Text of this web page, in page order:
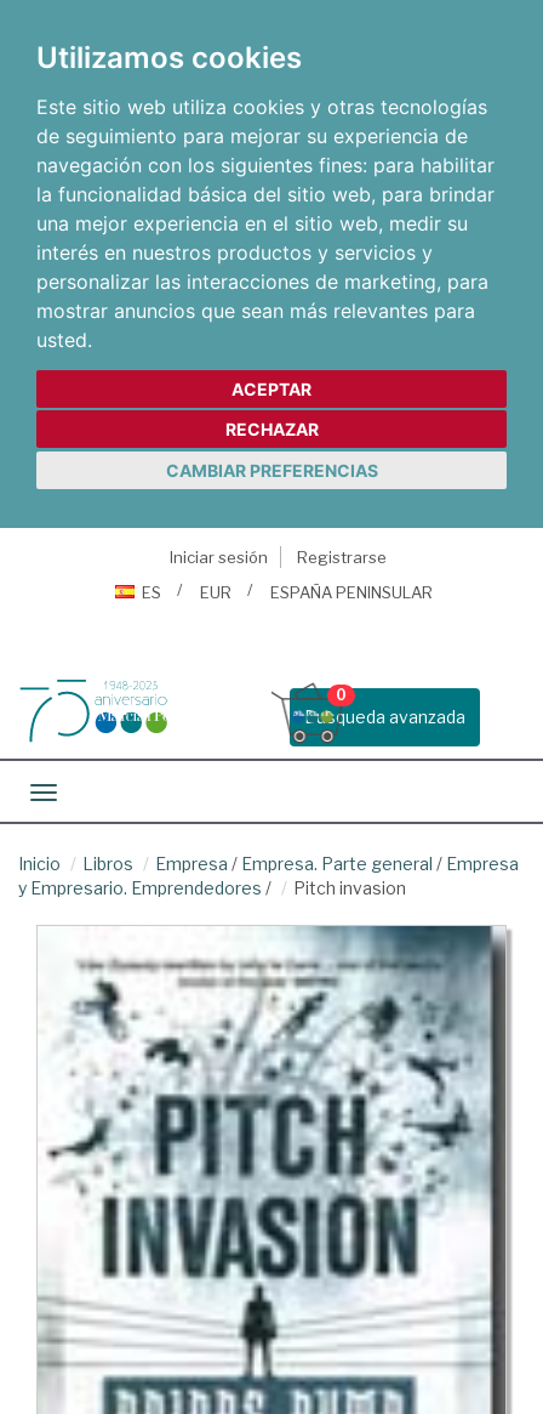
Utilizamos cookies
Este sitio web utiliza cookies y otras tecnologías
de seguimiento para mejorar su experiencia de
navegación con los siguientes fines: para habilitar
la funcionalidad básica del sitio web, para brindar
una mejor experiencia en el sitio web, medir su
interés en nuestros productos y servicios y
personalizar las interacciones de marketing, para
mostrar anuncios que sean más relevantes para
usted.
ACEPTAR
RECHAZAR
CAMBIAR PREFERENCIAS
Iniciar sesión
Registrarse
ES
EUR ESPAÑA PENINSULAR
Busqueda avanzada
0
Toggle navigation
Inicio Libros Empresa / Empresa. Parte general / Empresa
y Empresario. Emprendedores / Pitch invasion